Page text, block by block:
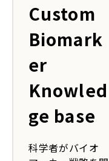
Custom
Biomark
er
Knowled
ge base
科学者がバイオ